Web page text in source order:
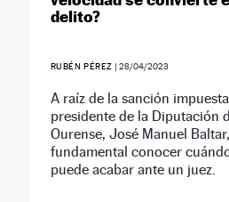
delito?
RUBÉN PÉREZ |28/04/2023
A raíz de la sanción
presidente de la Diputación
Ourense, José Manuel
fundamental conocer
puede acabar ante un juez.